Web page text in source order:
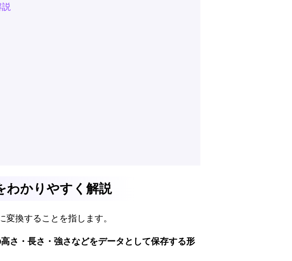
わかりやすく解説
換することを指します。
さ・長さ・強さなどをデータとして保存する形